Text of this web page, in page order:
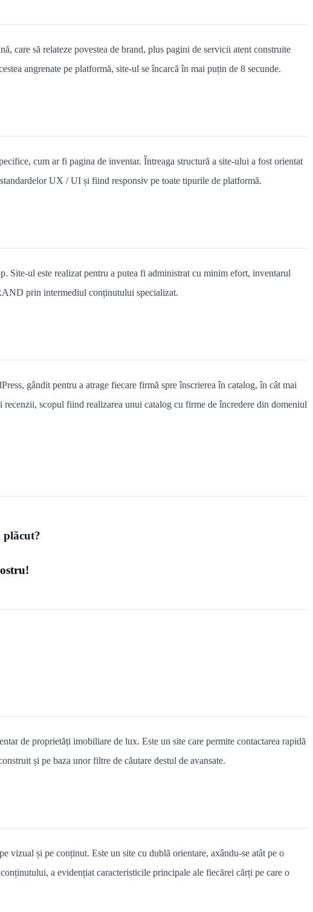
care să relateze povestea de brand, plus pagini de servicii atent construite
angrenate pe platformă, site-ul se încarcă în mai puțin de 8 secunde.
cum ar fi pagina de inventar. Întreaga structură a site-ului a fost orientat
UX / UI și fiind responsiv pe toate tipurile de platformă.
Site-ul este realizat pentru a putea fi administrat cu minim efort, inventarul
prin intermediul conținutului specializat.
gândit pentru a atrage fiecare firmă spre înscrierea în catalog, în cât mai
scopul fiind realizarea unui catalog cu firme de încredere din domeniul
plăcut?
de proprietăți imobiliare de lux. Este un site care permite contactarea rapidă
și pe baza unor filtre de căutare destul de avansate.
vizual și pe conținut. Este un site cu dublă orientare, axându-se atât pe o
a evidențiat caracteristicile principale ale fiecărei cărți pe care o